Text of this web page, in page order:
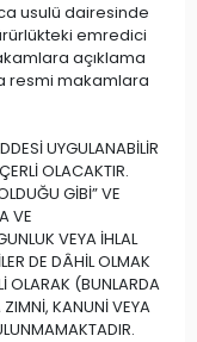
usulü dairesinde
emredici
açıklama
resmi makamlara
UYGULANABİLİR
OLACAKTIR.
GİBİ” VE
VE
VEYA İHLAL
DE DÂHİL OLMAK
OLARAK (BUNLARDA
ZIMNİ, KANUNİ VEYA